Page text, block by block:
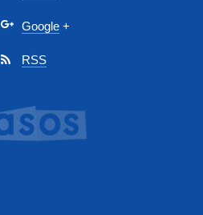
Google +
RSS